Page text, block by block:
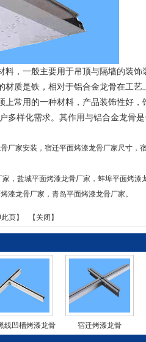
一般主要用于吊顶与隔墙的装饰
质是铁，相对于铝合金龙骨在工
常用的一种材料，产品装饰性好
多样化需求。其作用与铝合金龙骨
厂家安装，宿迁平面烤漆龙骨厂家尺寸
家 ，盐城平面烤漆龙骨厂家 ，蚌埠平面烤漆
漆龙骨厂家 ，青岛平面烤漆龙骨厂家。
页】 【 关闭 】
线凹槽烤漆龙骨 宿迁烤漆龙骨